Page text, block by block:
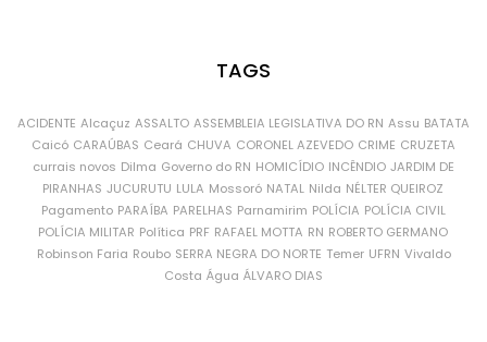
TAGS
ACIDENTE Alcaçuz ASSALTO ASSEMBLEIA LEGISLATIVA DO RN Assu BATATA
Caicó CARAÚBAS Ceará CHUVA CORONEL AZEVEDO CRIME CRUZETA
currais novos Dilma Governo do RN HOMICÍDIO INCÊNDIO JARDIM DE
PIRANHAS JUCURUTU LULA Mossoró NATAL Nilda NÉLTER QUEIROZ
Pagamento PARAÍBA PARELHAS Parnamirim POLÍCIA POLÍCIA CIVIL
POLÍCIA MILITAR Política PRF RAFAEL MOTTA RN ROBERTO GERMANO
Robinson Faria Roubo SERRA NEGRA DO NORTE Temer UFRN Vivaldo
Costa Água ÁLVARO DIAS